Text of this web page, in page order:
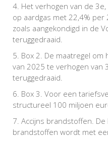
Het verhogen van de
op aardgas met 22,4%
zoals aangekondigd in de
teruggedraaid.
Box 2. De maatregel
van 2025 te verhogen van
teruggedraaid.
Box 3. Voor een
structureel 100 miljoen
Accijns brandstoffen. De
brandstoffen wordt met